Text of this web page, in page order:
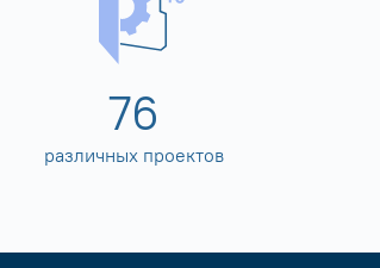
80
различных проектов